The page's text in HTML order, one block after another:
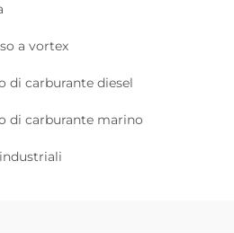
a vortex
di carburante diesel
di carburante marino